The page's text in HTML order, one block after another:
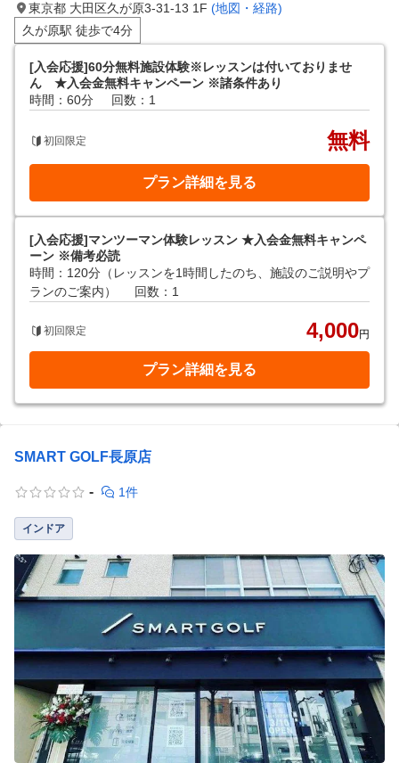
東京都 大田区久が原3-31-13 1F (地図・経路)
久が原駅 徒歩で4分
[入会応援]60分無料施設体験※レッスンは付いておりませ
ん ★入会金無料キャンペーン ※諸条件あり
時間：60分
回数：1
初回限定 無料
プラン詳細を見る
[入会応援]マンツーマン体験レッスン ★入会金無料キャンペ
ーン ※備考必読
時間：120分（レッスンを1時間したのち、施設のご説明やプ
ランのご案内）
回数：1
初回限定 4,000円
プラン詳細を見る
SMART GOLF長原店
- 1件
インドア